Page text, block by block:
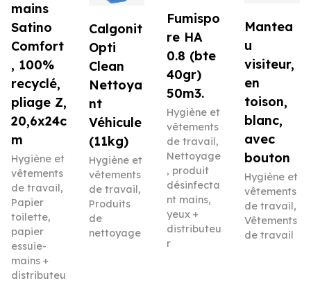
mains
Satino
Comfort
, 100%
recyclé,
pliage Z,
20,6x24c
m
Hygiène et
vêtements
de travail,
Papier
toilette,
papier
essuie-
mains +
distributeu
Calgonit
Opti
Clean
Nettoya
nt
Véhicule
(11kg)
Hygiène et
vêtements
de travail,
Produits
de
nettoyage
Fumispo
re HA
0.8 (bte
40gr)
50m3.
Hygiène et
vêtements
de travail,
Nettoyage
, produit
désinfecta
nt mains,
yeux +
distributeu
r
Mantea
u
visiteur,
en
toison,
blanc,
avec
bouton
Hygiène et
vêtements
de travail,
Vêtements
de travail